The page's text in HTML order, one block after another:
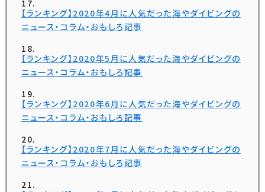
【ランキング】2020年4月に人気だった海やダイビングの
ニュース・コラム・おもしろ記事
【ランキング】2020年5月に人気だった海やダイビングの
ニュース・コラム・おもしろ記事
【ランキング】2020年6月に人気だった海やダイビングの
ニュース・コラム・おもしろ記事
【ランキング】2020年7月に人気だった海やダイビングの
ニュース・コラム・おもしろ記事